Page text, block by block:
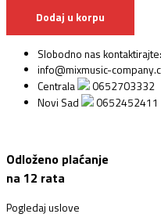
Dodaj u korpu
Slobodno nas kontaktirajte:
info@mixmusic-
Centrala
0652703332
Novi Sad
0652452411
Odloženo plaćanje
na 12 rata
Pogledaj uslove